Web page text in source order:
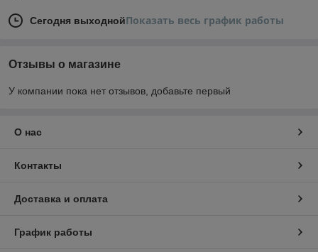
Сегодня выходнойПоказать весь график работы
Отзывы о магазине
У компании пока нет отзывов, добавьте первый
О нас
Контакты
Доставка и оплата
График работы